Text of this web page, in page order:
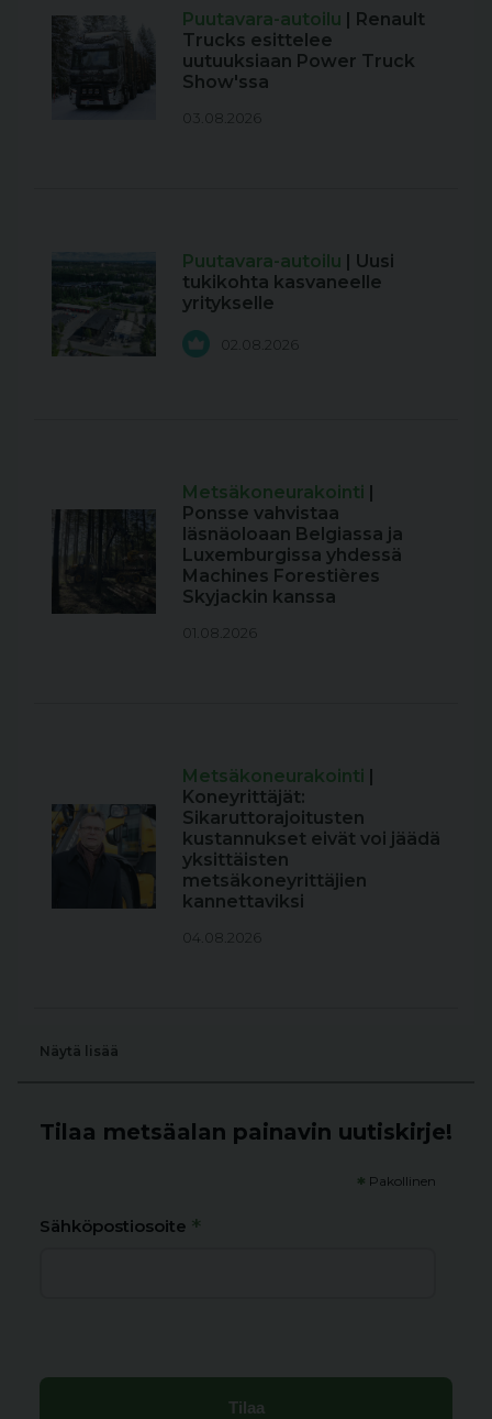
Puutavara-autoilu | Renault
Trucks esittelee
uutuuksiaan Power Truck
Show'ssa
03.08.2026
Puutavara-autoilu | Uusi
tukikohta kasvaneelle
yritykselle
02.08.2026
Metsäkoneurakointi |
Ponsse vahvistaa
läsnäoloaan Belgiassa ja
Luxemburgissa yhdessä
Machines Forestières
Skyjackin kanssa
01.08.2026
Metsäkoneurakointi |
Koneyrittäjät:
Sikaruttorajoitusten
kustannukset eivät voi jäädä
yksittäisten
metsäkoneyrittäjien
kannettaviksi
04.08.2026
Näytä lisää
Tilaa metsäalan painavin uutiskirje!
* Pakollinen
Sähköpostiosoite *